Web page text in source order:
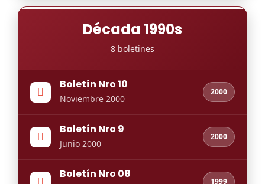
Década 1990s
8 boletines
Boletín Nro 10
Noviembre 2000
2000
Boletín Nro 9
Junio 2000
2000
Boletín Nro 08
1999